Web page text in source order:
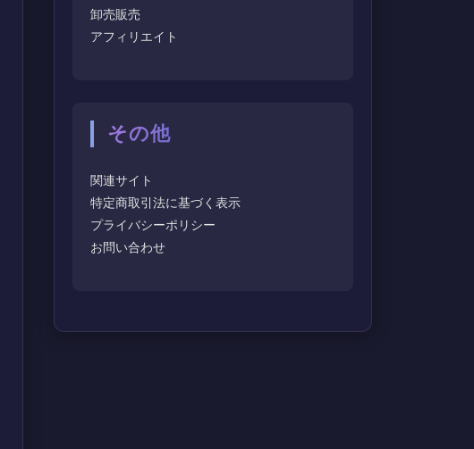
卸売販売
アフィリエイト
その他
関連サイト
特定商取引法に基づく表示
プライバシーポリシー
お問い合わせ